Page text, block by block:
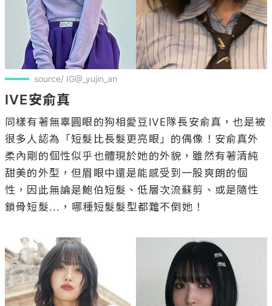
source/ IG@_yujin_an
IVE安俞真
同樣有著無辜圓眼的狗相愛豆IVE隊長安俞真，也是被
很多人認為「短髮比長髮更亮眼」的偶像！安俞真外
柔內剛的個性似乎也體現於她的外貌，雖然有著清純
甜美的外型，但眉眼中還是能感受到一股爽朗的個
性，因此無論是鮑伯短髮、低層次流蘇剪、或是隨性
鎖骨短髮...，哪種短髮髮型都難不倒她！